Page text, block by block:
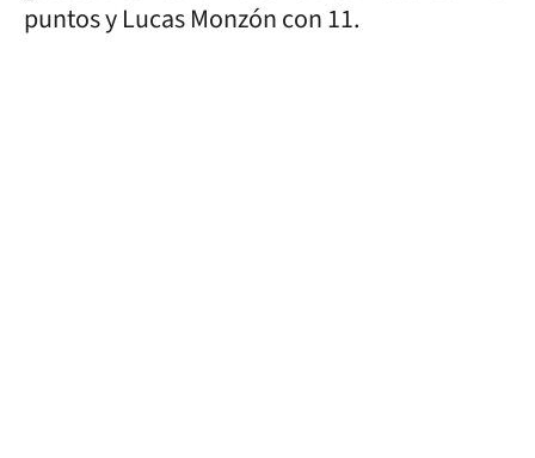
puntos y Lucas Monzón con 11.